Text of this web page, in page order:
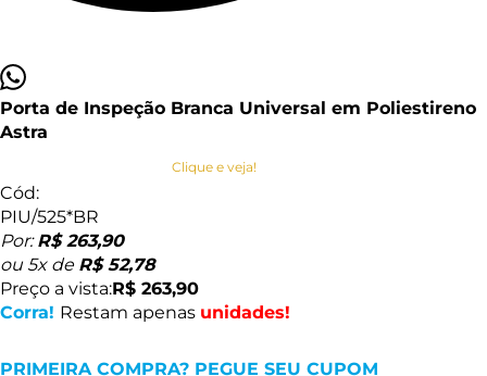
Porta de Inspeção Branca Universal em Poliestireno
Astra
Clique e veja!
Cód:
PIU/525*BR
Por:R$ 263,90
ou 5xde R$ 52,78
Preço a vista:R$ 263,90
Corra! Restam apenas unidades!
PRIMEIRA COMPRA? PEGUE SEU CUPOM